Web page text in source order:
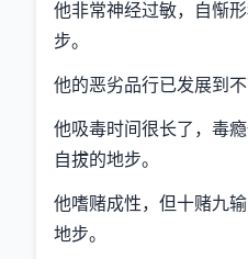
他非常神经过敏，自惭
步。
他的恶劣品行已发展到不
他吸毒时间很长了，毒
自拔的地步。
他嗜赌成性，但十赌九
地步。